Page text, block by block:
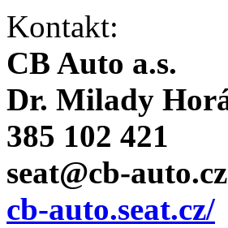
Kontakt:
CB Auto a.s.
Dr. Milady
385 102 421
seat@cb-auto.cz
cb-auto.seat.cz/